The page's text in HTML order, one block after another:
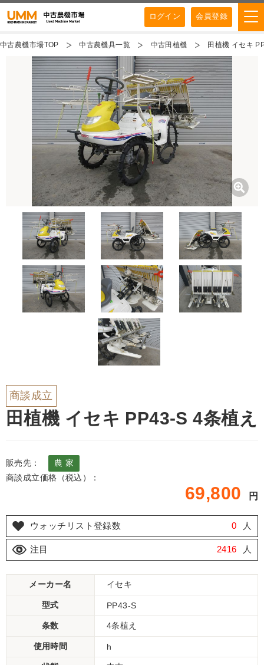
ログイン 会員登録
中古農機市場TOP 中古農機具一覧 中古田植機 田植機 イセキ
商談成立
田植機 イセキ PP43-S 4条植え
販売先：
農 家
商談成立価格（税込）：
69,800 円
ウォッチリスト登録数 0 人
注目 2416 人
メーカー名 イセキ
型式 PP43-S
条数 4条植え
使用時間 h